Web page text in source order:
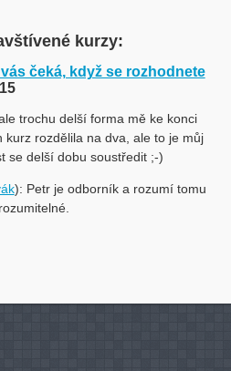
kurzy:
čeká, když se rozhodnete
trochu delší forma mě ke konci
kurz rozdělila na dva, ale to je můj
se delší dobu soustředit ;-)
): Petr je odborník a rozumí tomu